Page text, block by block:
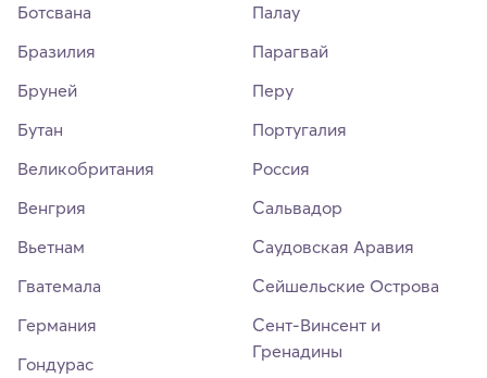
Ботсвана
Бразилия
Бруней
Бутан
Великобритания
Венгрия
Вьетнам
Гватемала
Германия
Гондурас
Палау
Парагвай
Перу
Португалия
Россия
Сальвадор
Саудовская Аравия
Сейшельские Острова
Сент-Винсент и
Гренадины